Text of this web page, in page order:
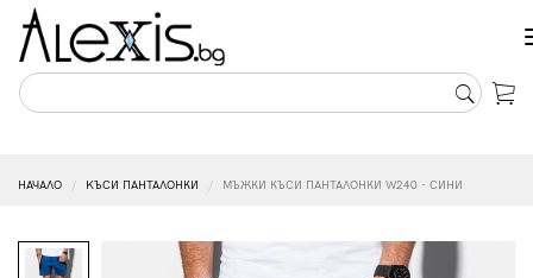
НАЧАЛО KЪСИ ПАНТАЛОНКИ МЪЖКИ КЪСИ ПАНТАЛОНКИ W240 - СИНИ